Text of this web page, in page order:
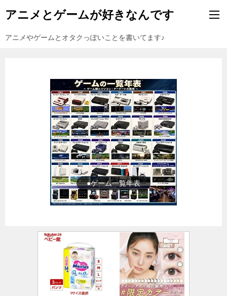
アニメとゲームが好きなんです
アニメやゲームとオタクっぽいことを書いてます♪
●ゲーム一覧年表